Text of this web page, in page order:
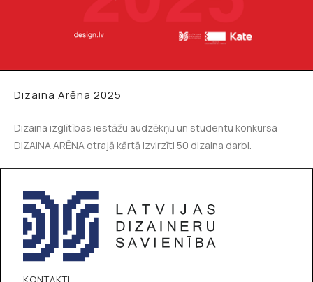
Dizaina Arēna 2025
Dizaina izglītības iestāžu audzēkņu un studentu konkursa
DIZAINA ARĒNA otrajā kārtā izvirzīti 50 dizaina darbi.